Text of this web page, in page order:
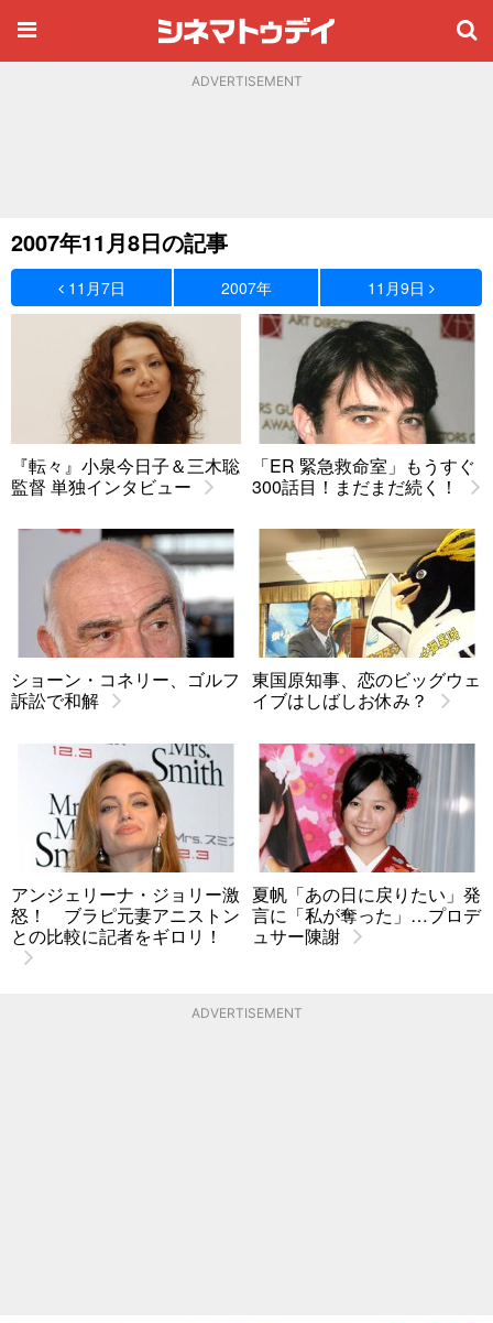
ADVERTISEMENT
2007年11月8日の記事
11月7日 2007年 11月9日
『転々』小泉今日子＆三木聡
監督 単独インタビュー
「ER 緊急救命室」もうすぐ
300話目！まだまだ続く！
ショーン・コネリー、ゴルフ
訴訟で和解
東国原知事、恋のビッグウェ
イブはしばしお休み？
アンジェリーナ・ジョリー激
怒！ ブラピ元妻アニストン
との比較に記者をギロリ！
夏帆「あの日に戻りたい」発
言に「私が奪った」…プロデ
ュサー陳謝
ADVERTISEMENT